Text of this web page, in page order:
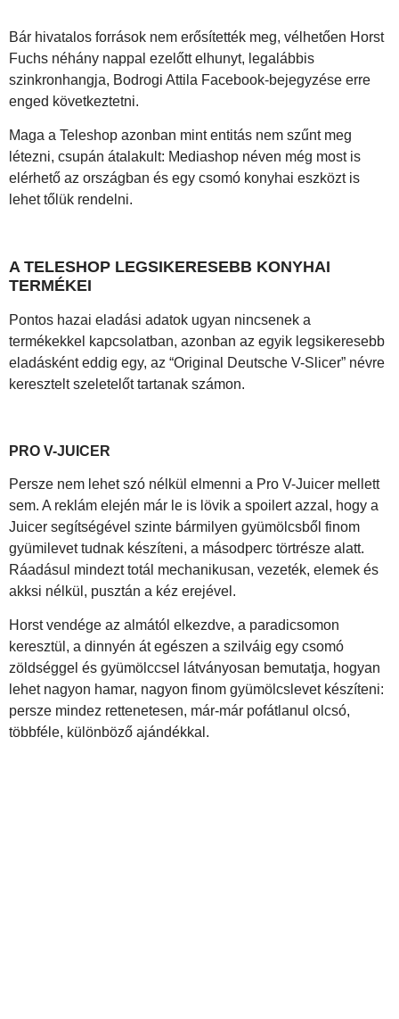
Bár hivatalos források nem erősítették meg, vélhetően Horst
Fuchs néhány nappal ezelőtt elhunyt, legalábbis
szinkronhangja, Bodrogi Attila Facebook-bejegyzése erre
enged következtetni.
Maga a Teleshop azonban mint entitás nem szűnt meg
létezni, csupán átalakult: Mediashop néven még most is
elérhető az országban és egy csomó konyhai eszközt is
lehet tőlük rendelni.
A TELESHOP LEGSIKERESEBB KONYHAI
TERMÉKEI
Pontos hazai eladási adatok ugyan nincsenek a
termékekkel kapcsolatban, azonban az egyik legsikeresebb
eladásként eddig egy, az “Original Deutsche V-Slicer” névre
keresztelt szeletelőt tartanak számon.
PRO V-JUICER
Persze nem lehet szó nélkül elmenni a Pro V-Juicer mellett
sem. A reklám elején már le is lövik a spoilert azzal, hogy a
Juicer segítségével szinte bármilyen gyümölcsből finom
gyümilevet tudnak készíteni, a másodperc törtrésze alatt.
Ráadásul mindezt totál mechanikusan, vezeték, elemek és
akksi nélkül, pusztán a kéz erejével.
Horst vendége az almától elkezdve, a paradicsomon
keresztül, a dinnyén át egészen a szilváig egy csomó
zöldséggel és gyümölccsel látványosan bemutatja, hogyan
lehet nagyon hamar, nagyon finom gyümölcslevet készíteni:
persze mindez rettenetesen, már-már pofátlanul olcsó,
többféle, különböző ajándékkal.